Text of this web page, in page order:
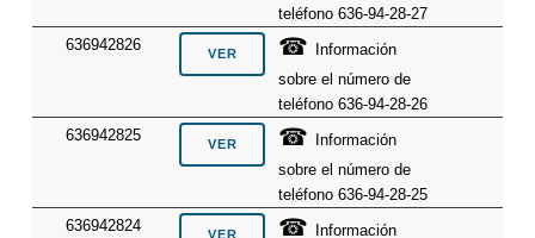
teléfono 636-94-28-27
636942826
☎
Información
sobre el número de
teléfono 636-94-28-26
636942825
☎
Información
sobre el número de
teléfono 636-94-28-25
636942824
☎
Información